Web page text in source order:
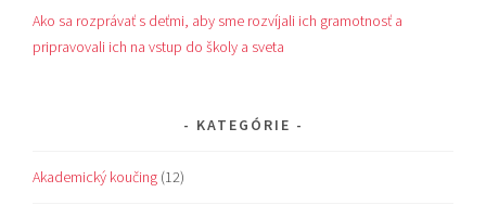
Ako sa rozprávať s deťmi, aby sme rozvíjali ich gramotnosť a
pripravovali ich na vstup do školy a sveta
KATEGÓRIE
Akademický koučing (12)